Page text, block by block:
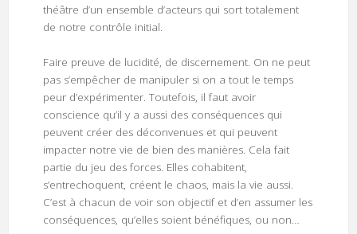
théâtre d’un ensemble d’acteurs qui sort totalement
de notre contrôle initial.
Faire preuve de lucidité, de discernement. On ne peut
pas s’empêcher de manipuler si on a tout le temps
peur d’expérimenter. Toutefois, il faut avoir
conscience qu’il y a aussi des conséquences qui
peuvent créer des déconvenues et qui peuvent
impacter notre vie de bien des manières. Cela fait
partie du jeu des forces. Elles cohabitent,
s’entrechoquent, créent le chaos, mais la vie aussi.
C’est à chacun de voir son objectif et d’en assumer les
conséquences, qu’elles soient bénéfiques, ou non…